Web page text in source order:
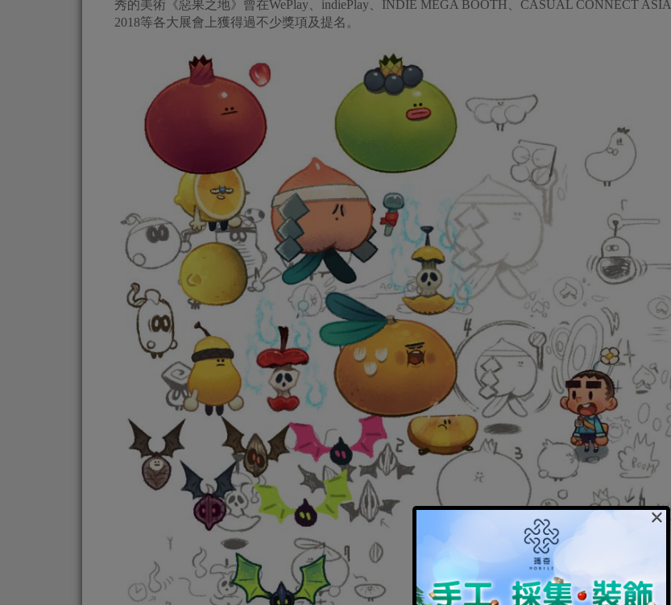
秀的美術《惡果之地》曾在WePlay、indiePlay、INDIE MEGA BOOTH、CASUAL CONNECT ASIA
2018等各大展會上獲得過不少獎項及提名。
×